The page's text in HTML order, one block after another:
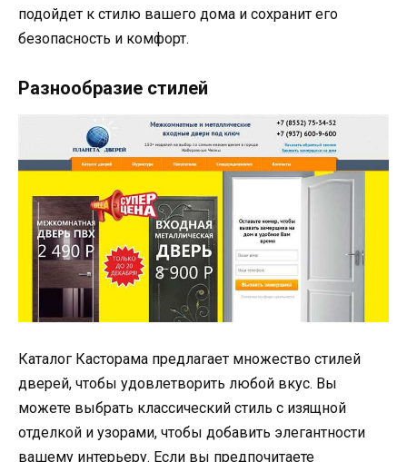
подойдет к стилю вашего дома и сохранит его
безопасность и комфорт.
Разнообразие стилей
Каталог Касторама предлагает множество стилей
дверей, чтобы удовлетворить любой вкус. Вы
можете выбрать классический стиль с изящной
отделкой и узорами, чтобы добавить элегантности
вашему интерьеру. Если вы предпочитаете